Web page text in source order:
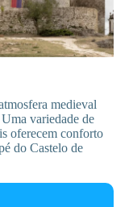
medieval
variedade de
oferecem conforto
do Castelo de